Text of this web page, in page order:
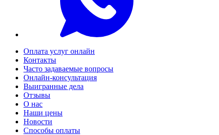
Оплата услуг онлайн
Контакты
Часто задаваемые вопросы
Онлайн-консультация
Выигранные дела
Отзывы
О нас
Наши цены
Новости
Способы оплаты